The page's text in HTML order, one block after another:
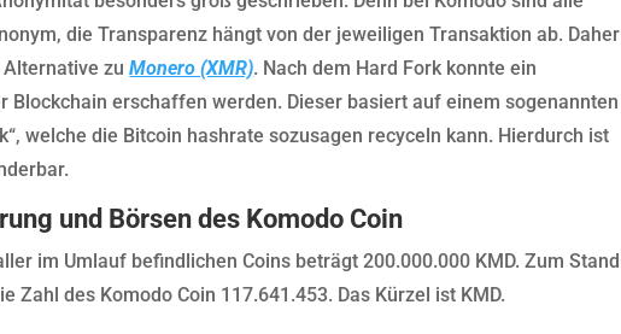
die Transparenz hängt von der jeweiligen Transaktion ab. Daher
Alternative zuMonero (XMR). Nach dem Hard Fork konnte ein
Blockchain erschaffen werden. Dieser basiert auf einem sogenannten
welche die Bitcoin hashrate sozusagen recyceln kann. Hierdurch ist
und Börsen des Komodo Coin
im Umlauf befindlichen Coins beträgt 200.000.000 KMD. Zum Stand
Zahl des Komodo Coin 117.641.453. Das Kürzel ist KMD.